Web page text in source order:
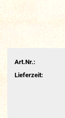
Art.Nr.:
Lieferzeit: